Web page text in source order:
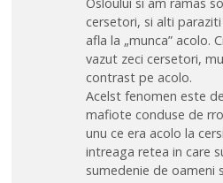
cersetori, si alti
afla la „munca” acolo.
vazut zeci cersetori,
contrast pe acolo.
Acelst fenomen este
mafiote conduse de
unu ce era acolo la
intreaga retea in care
sumedenie de oameni